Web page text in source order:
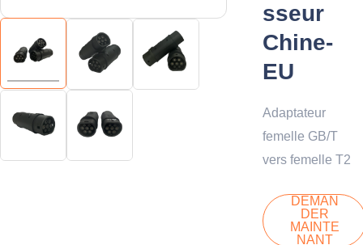
sseur
Chine-
EU
Adaptateur
femelle GB/T
vers femelle T2
DEMAN
DER
MAINTE
NANT